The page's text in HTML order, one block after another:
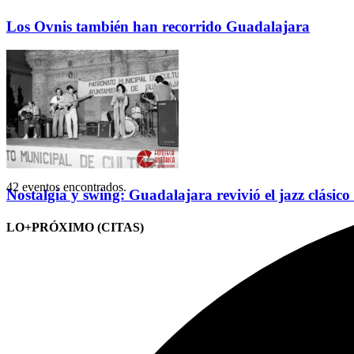
Los Ovnis también han recorrido Guadalajara
Nostalgia y swing: Guadalajara revivió el jazz clásico
LO+PRÓXIMO (CITAS)
42 eventos encontrados.